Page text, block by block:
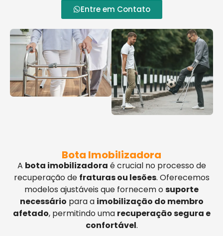
Entre em Contato
Bota Imobilizadora
A bota imobilizadora é crucial no processo de
recuperação de fraturas ou lesões. Oferecemos
modelos ajustáveis que fornecem osuporte
necessário para a imobilização do membro
afetado, permitindo uma recuperação segura e
confortável.